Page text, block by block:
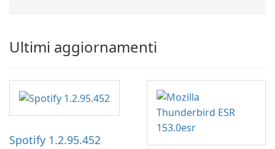
Ultimi aggiornamenti
Spotify 1.2.95.452